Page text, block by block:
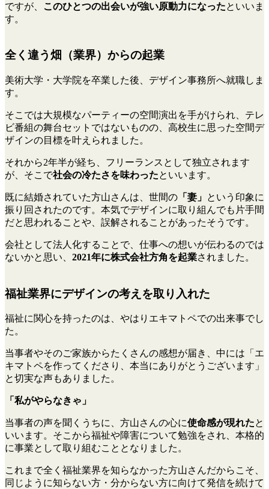
ですが、
このひとつの出会いが強い原動力になったといいま
す。
全く違う畑（業界）からの起業
美術大学・大学院を卒業した後、デザイン事務所へ就職しま
す。
そこでは大規模なパーティーの空間演出を手がけられ、テレ
ビ番組の舞台セットではないものの、高校生に思った空間デ
ザインの目標を叶えられました。
それから2年半が経ち、フリーランスとして独立されます
が、そこで社会の冷たさを味わったといいます。
既に結婚されていた方山さんは、世間の 「妻」 という印象に
振り回されたのです。本気でデザインに取り組んでも片手間
だと思われることや、誤解されることがあったそうです。
会社として法人化することで、仕事への想いが伝わるのでは
ないかと思い、 2021年に株式会社方角を起業されました。
福祉業界にデザインの考えを取り入れた
福祉に関心を持ったのは、やはりエキマトペでの出来事でし
た。
当事者やそのご家族からたくさんの感想が届き、中には「エ
キマトペを作ってくださり、本当にありがとうございます」
と切実な声もありました。
「私がやらなきゃ」
当事者の声を聞くうちに、方山さんの心に使命感が現れたと
いいます。そこから福祉や障害について勉強をされ、本格的
に事業として取り組むこととなりました。
これまで全く福祉業界を知らなかった方山さんだからこそ、
同じように知らない方・分からない方に向けて発信を続けて